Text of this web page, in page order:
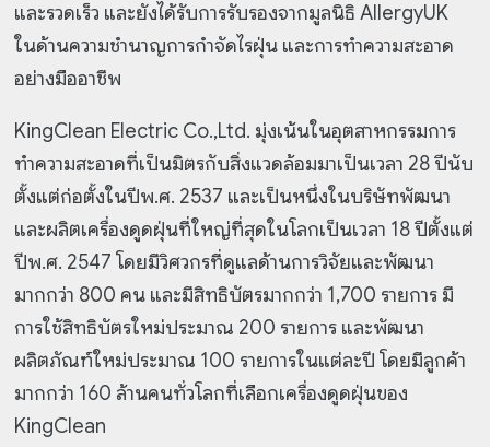
และรวดเร็ว และยังได้รับการรับรองจากมูลนิธิ AllergyUK
ในด้านความชำนาญการกำจัดไรฝุ่น และการทำความสะอาด
อย่างมืออาชีพ
KingClean Electric Co.,Ltd. มุ่งเน้นในอุตสาหกรรมการ
ทำความสะอาดที่เป็นมิตรกับสิ่งแวดล้อมมาเป็นเวลา 28 ปีนับ
ตั้งแต่ก่อตั้งในปีพ.ศ. 2537 และเป็นหนึ่งในบริษัทพัฒนา
และผลิตเครื่องดูดฝุ่นที่ใหญ่ที่สุดในโลกเป็นเวลา 18 ปีตั้งแต่
ปีพ.ศ. 2547 โดยมีวิศวกรที่ดูแลด้านการวิจัยและพัฒนา
มากกว่า 800 คน และมีสิทธิบัตรมากกว่า 1,700 รายการ มี
การใช้สิทธิบัตรใหม่ประมาณ 200 รายการ และพัฒนา
ผลิตภัณฑ์ใหม่ประมาณ 100 รายการในแต่ละปี โดยมีลูกค้า
มากกว่า 160 ล้านคนทั่วโลกที่เลือกเครื่องดูดฝุ่นของ
KingClean